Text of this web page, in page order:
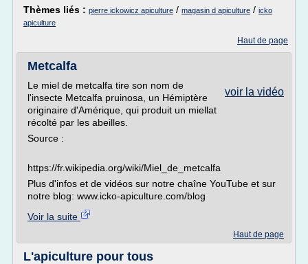
Thèmes liés : pierre ickowicz apiculture / magasin d apiculture / icko
apiculture
Haut de page
Metcalfa
voir la vidéo
Le miel de metcalfa tire son nom de
l'insecte Metcalfa pruinosa, un Hémiptère
originaire d'Amérique, qui produit un miellat
récolté par les abeilles.
Source :
https://fr.wikipedia.org/wiki/Miel_de_metcalfa
Plus d'infos et de vidéos sur notre chaîne YouTube et sur
notre blog: www.icko-apiculture.com/blog
Voir la suite
Haut de page
L'apiculture pour tous